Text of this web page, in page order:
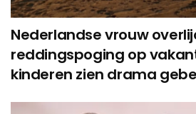
Nederlandse vrouw
reddingspoging op
kinderen zien drama